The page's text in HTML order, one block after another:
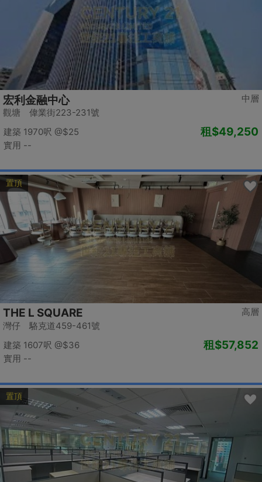
中層
宏利金融中心
觀塘 偉業街223-231號
建築 1970呎 @$25
實用 --
租$49,250
置頂
高層
THE L SQUARE
灣仔 駱克道459-461號
建築 1607呎 @$36
實用 --
租$57,852
置頂